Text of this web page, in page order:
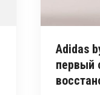
Adidas
первый